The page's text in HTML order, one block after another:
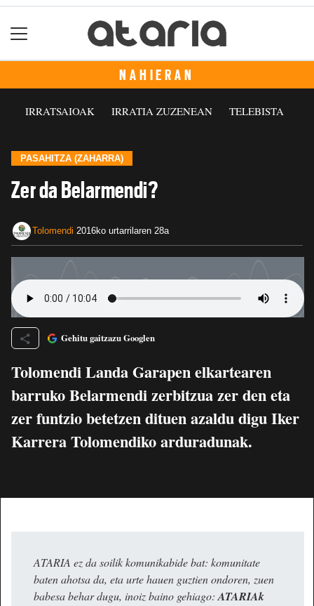
NAHIERAN
IRRATSAIOAK IRRATIA ZUZENEAN TELEBISTA
PASAHITZA (ZAHARRA)
Zer da Belarmendi?
Tolomendi 2016ko urtarrilaren 28a
Gehitu gaitzazu Googlen
Tolomendi Landa Garapen elkartearen
barruko Belarmendi zerbitzua zer den eta
zer funtzio betetzen dituen azaldu digu Iker
Karrera Tolomendiko arduradunak.
ATARIA ez da soilik komunikabide bat: komunitate
baten ahotsa da, eta urte hauen guztien ondoren, zuen
babesa behar dugu, inoiz baino gehiago:ATARIAk